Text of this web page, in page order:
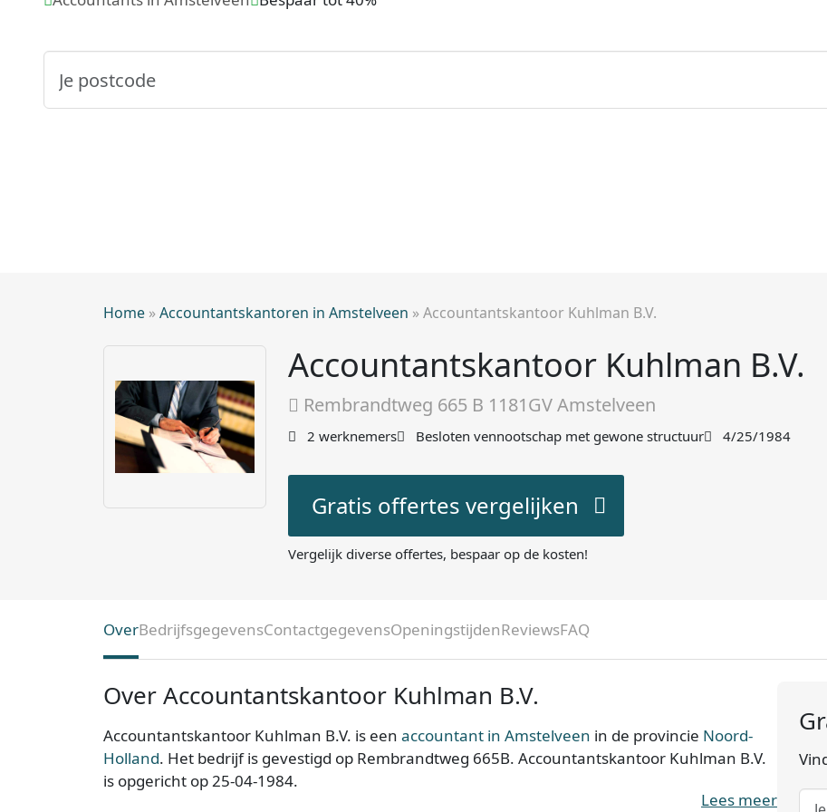
Home »Accountantskantoren in Amstelveen »Accountantskantoor Kuhlman B.V.
Accountantskantoor Kuhlman B.V.
Rembrandtweg 665 B 1181GV Amstelveen
2 werknemers Besloten vennootschap met gewone structuur 4/25/1984
Gratis offertes vergelijken
Vergelijk diverse offertes, bespaar op de kosten!
OverBedrijfsgegevensContactgegevensOpeningstijdenReviewsFAQ
Over Accountantskantoor Kuhlman B.V.
Accountantskantoor Kuhlman B.V. is een accountant in Amstelveen in de provincie Noord-
Holland. Het bedrijf is gevestigd op Rembrandtweg 665B. Accountantskantoor Kuhlman B.V.
is opgericht op 25-04-1984.
Lees meer